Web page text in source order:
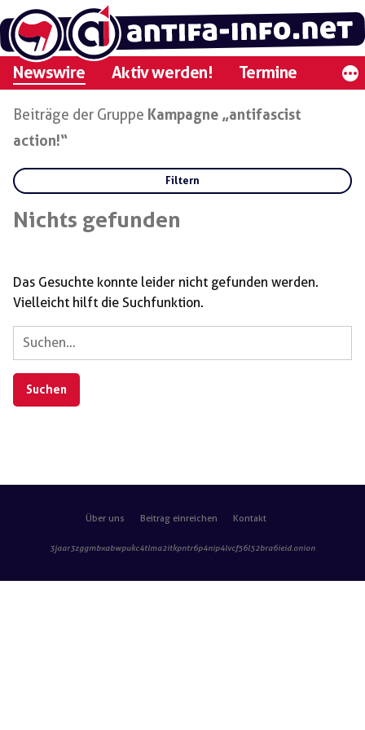
Zum
Inhalt
springen
Newswire Aktiv werden! Termine
Beiträge der Gruppe Kampagne „antifascist
action!“
Filtern
Gruppen:
antifascist action!
Regionen:
Nichts gefunden
Das Gesuchte konnte leider nicht gefunden werden.
Vielleicht hilft die Suchfunktion.
Suchen
nach:
Über uns Beitrag einreichen Kontakt
3jaar3zggmbxabwpukc4tlma2itkpntr6p4nip4lvcf56l52bra6ieid.onion